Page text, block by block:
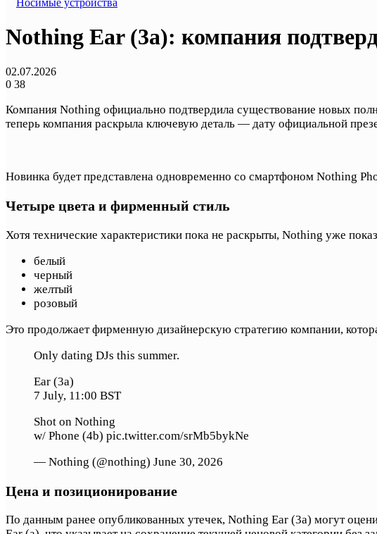
Носимые устройства
Nothing Ear (3a): компания
02.07.2026
0 38
Компания Nothing официально подтвердила существование новых
теперь компания раскрыла ключевую деталь — дату официальной
Новинка будет представлена одновременно со смартфоном Nothing
Четыре цвета и фирменный стиль
Хотя технические характеристики пока не раскрыты, Nothing уже
белый
черный
желтый
розовый
Это продолжает фирменную дизайнерскую стратегию компании,
Only dating DJs this summer.
Ear (3a)
7 July, 11:00 BST
Shot on Nothing
w/ Phone (4b) pic.twitter.com/srMb5bykNe
— Nothing (@nothing) June 30, 2026
Цена и позиционирование
По данным ранее опубликованных утечек, Nothing Ear (3a) могут